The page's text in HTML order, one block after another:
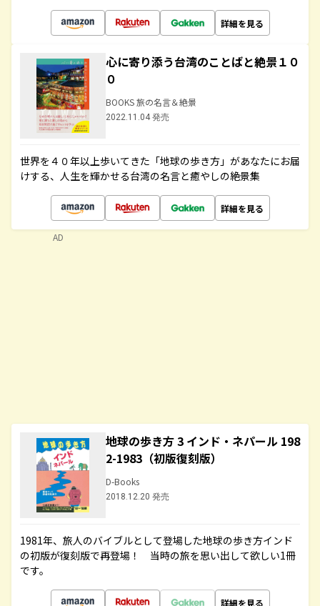
詳細を見る
心に寄り添う台湾のことばと絶景１０
０
BOOKS 旅の名言＆絶景
2022.11.04 発売
世界を４０年以上歩いてきた「地球の歩き方」があなたにお届
けする、人生を輝かせる台湾の名言と癒やしの絶景集
詳細を見る
地球の歩き方 3 インド・ネパール 198
2-1983（初版復刻版）
D-Books
2018.12.20 発売
1981年、旅人のバイブルとして登場した地球の歩き方インド
の初版が復刻版で再登場！ 当時の旅を思い出して欲しい1冊
です。
詳細を見る
AD